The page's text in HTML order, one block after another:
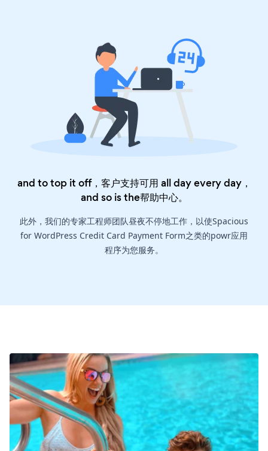
and to top it off，客户支持可用 all day every day，
and so is the帮助中心。
此外，我们的专家工程师团队昼夜不停地工作，以使Spacious
for WordPress Credit Card Payment Form之类的powr应用
程序为您服务。